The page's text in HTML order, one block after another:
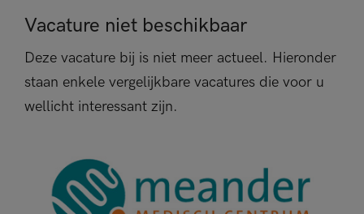
Vacature niet beschikbaar
Deze vacature bij is niet meer actueel. Hieronder
staan enkele vergelijkbare vacatures die voor u
wellicht interessant zijn.